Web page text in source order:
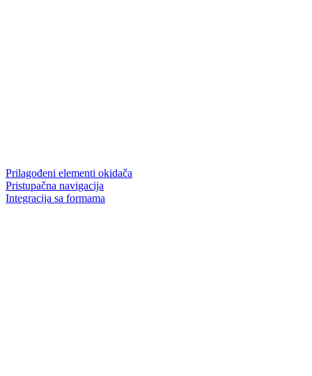
Prilagođeni elementi okidača
Pristupačna navigacija
Integracija sa formama